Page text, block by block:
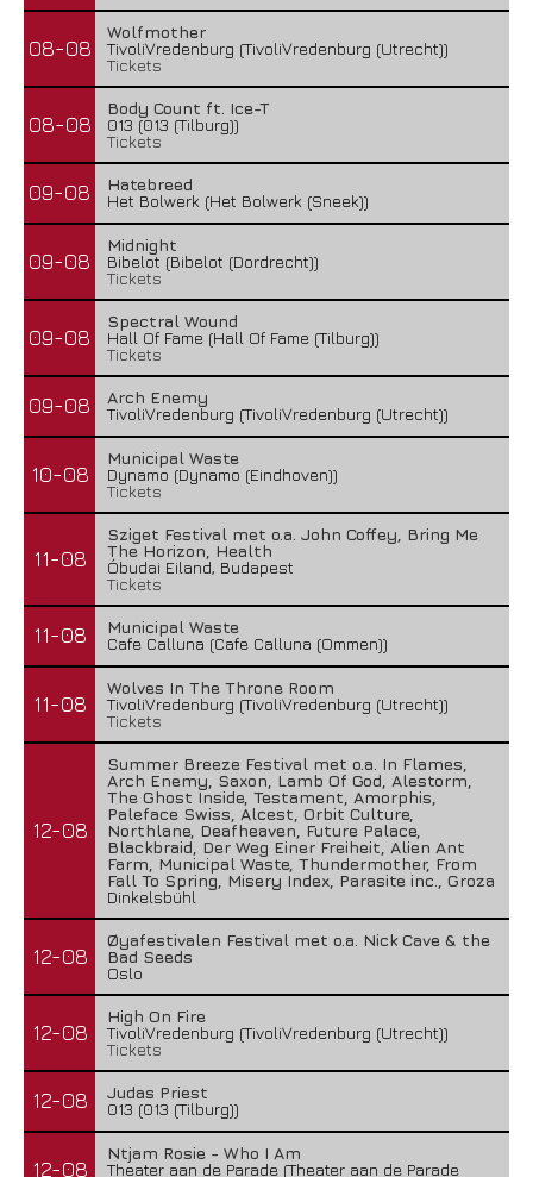
08-08
Wolfmother
TivoliVredenburg (TivoliVredenburg (Utrecht))
Tickets
08-08
Body Count ft. Ice-T
013 (013 (Tilburg))
Tickets
09-08
Hatebreed
Het Bolwerk (Het Bolwerk (Sneek))
09-08
Midnight
Bibelot (Bibelot (Dordrecht))
Tickets
09-08
Spectral Wound
Hall Of Fame (Hall Of Fame (Tilburg))
Tickets
09-08
Arch Enemy
TivoliVredenburg (TivoliVredenburg (Utrecht))
10-08
Municipal Waste
Dynamo (Dynamo (Eindhoven))
Tickets
11-08
Sziget Festival met o.a. John Coffey, Bring Me
The Horizon, Health
Óbudai Eiland, Budapest
Tickets
11-08
Municipal Waste
Cafe Calluna (Cafe Calluna (Ommen))
11-08
Wolves In The Throne Room
TivoliVredenburg (TivoliVredenburg (Utrecht))
Tickets
12-08
Summer Breeze Festival met o.a. In Flames,
Arch Enemy, Saxon, Lamb Of God, Alestorm,
The Ghost Inside, Testament, Amorphis,
Paleface Swiss, Alcest, Orbit Culture,
Northlane, Deafheaven, Future Palace,
Blackbraid, Der Weg Einer Freiheit, Alien Ant
Farm, Municipal Waste, Thundermother, From
Fall To Spring, Misery Index, Parasite inc., Groza
Dinkelsbühl
12-08
Øyafestivalen Festival met o.a. Nick Cave & the
Bad Seeds
Oslo
12-08
High On Fire
TivoliVredenburg (TivoliVredenburg (Utrecht))
Tickets
12-08
Judas Priest
013 (013 (Tilburg))
12-08
Ntjam Rosie - Who I Am
Theater aan de Parade (Theater aan de Parade